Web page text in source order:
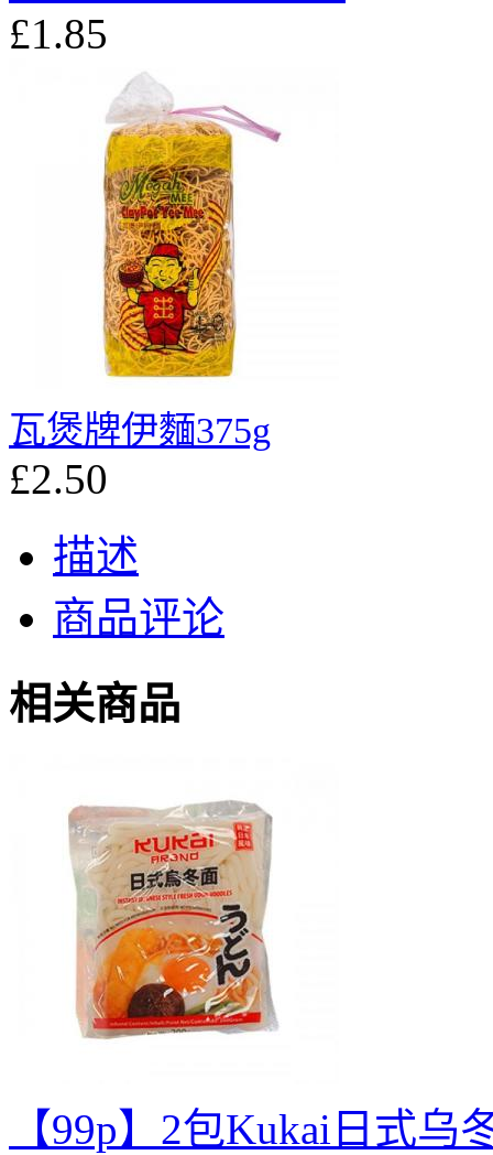
£1.85
瓦煲牌伊麵375g
£2.50
描述
商品评论
相关商品
【99p】2包Kukai日式乌